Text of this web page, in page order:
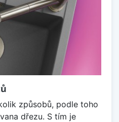
způsobů, podle toho
dřezu. S tím je